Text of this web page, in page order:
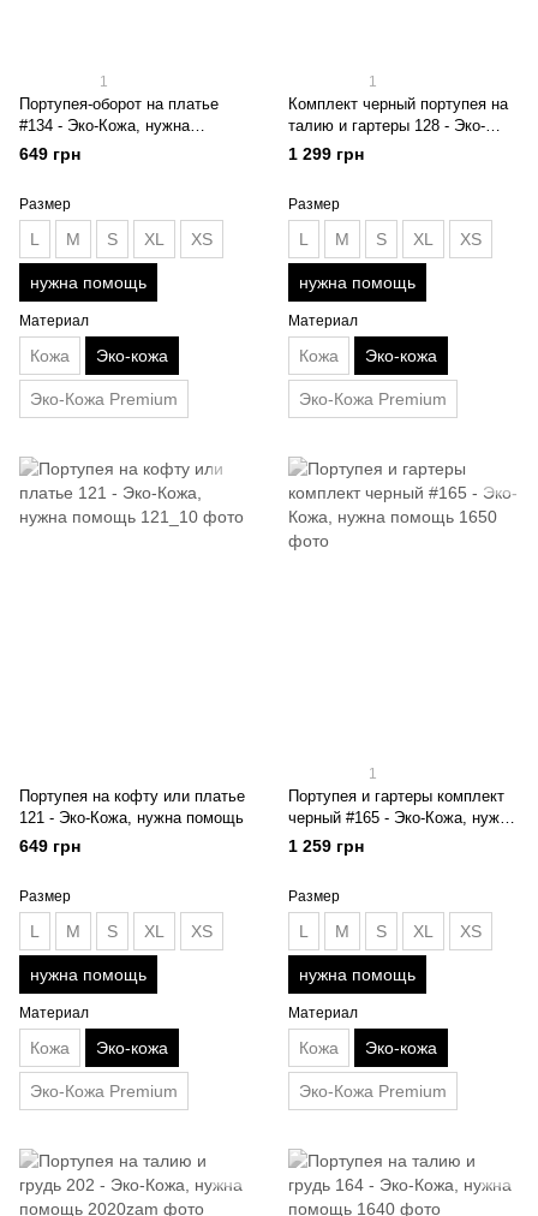
1
Портупея-оборот на платье
#134 - Эко-Кожа, нужна
помощь
649 грн
Размер
L M S XL XS
нужна помощь
Материал
Кожа Эко-кожа
Эко-Кожа Premium
1
Комплект черный портупея на
талию и гартеры 128 - Эко-
Кожа, нужна помощь
1 299 грн
Размер
L M S XL XS
нужна помощь
Материал
Кожа Эко-кожа
Эко-Кожа Premium
Портупея на кофту или платье
121 - Эко-Кожа, нужна помощь
649 грн
Размер
L M S XL XS
нужна помощь
Материал
Кожа Эко-кожа
Эко-Кожа Premium
1
Портупея и гартеры комплект
черный #165 - Эко-Кожа, нужна
помощь
1 259 грн
Размер
L M S XL XS
нужна помощь
Материал
Кожа Эко-кожа
Эко-Кожа Premium